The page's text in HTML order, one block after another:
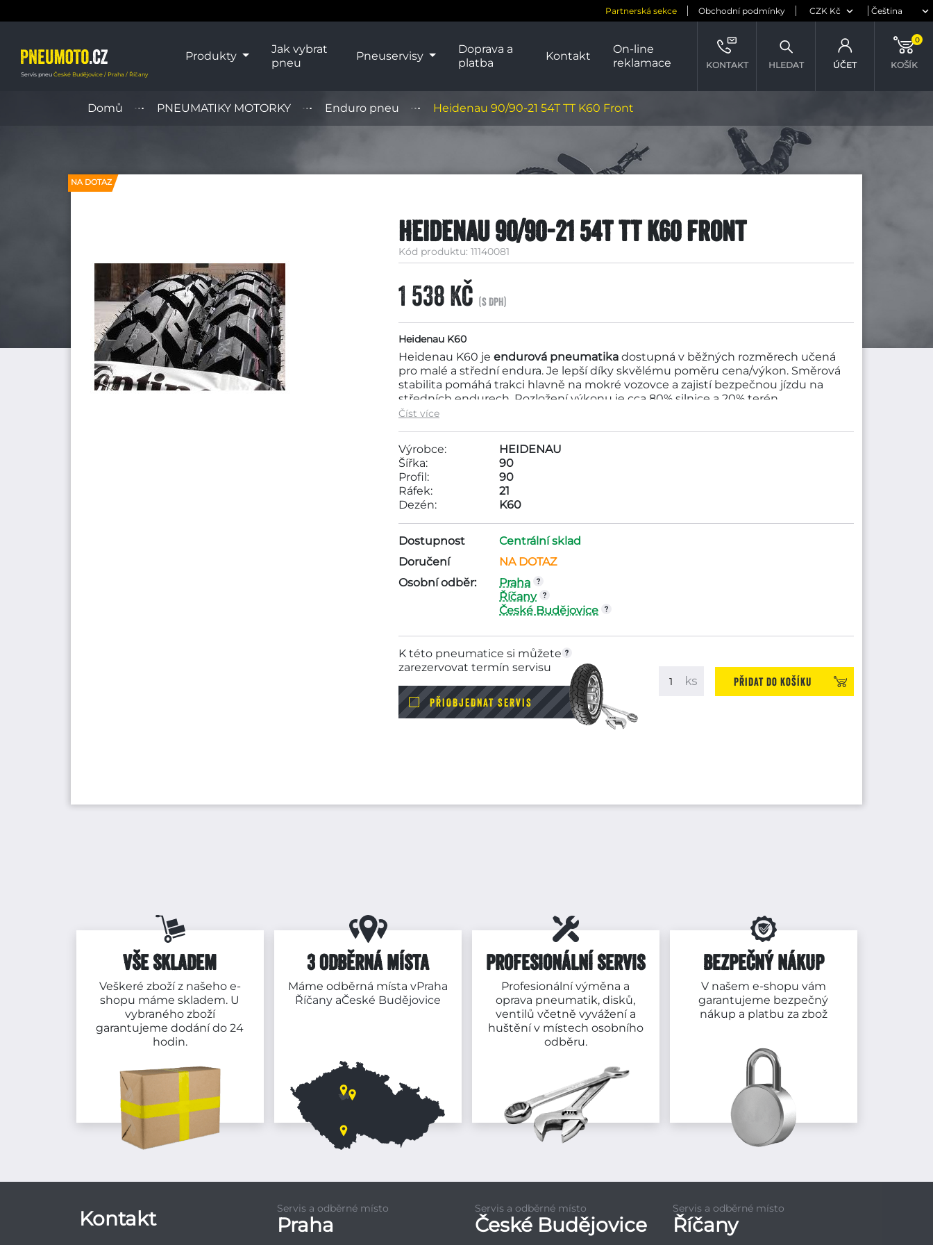
Partnerská sekce Obchodní podmínky
Servis pneu České Budějovice / Praha / Říčany
Produkty
Jak vybrat
pneu
Pneuservisy
Doprava a
platba
Kontakt
On-line
reklamace
KONTAKT HLEDAT ÚČET KOŠÍK
0
Domů PNEUMATIKY MOTORKY Enduro pneu Heidenau 90/90-21 54T TT K60 Front
NA DOTAZ
Heidenau 90/90-21 54T TT K60 Front
Kód produktu: 11140081
1 538 Kč (s DPH)
Heidenau K60
Heidenau K60 je endurová pneumatika dostupná v běžných rozměrech učená
pro malé a střední endura. Je lepší díky skvělému poměru cena/výkon. Směrová
stabilita pomáhá trakci hlavně na mokré vozovce a zajistí bezpečnou jízdu na
středních endurech. Rozložení výkonu je cca 80% silnice a 20% terén.
pneumatik do 2000Kč . Tato pneumatika je vyráběna společností HEIDENAU.
Rozměry pneumatiky jsou ráfek - 21, dezén - K60,
Číst více
Výrobce:
HEIDENAU
Šířka:
90
Profil:
90
Ráfek:
21
Dezén:
K60
Dostupnost
Centrální sklad
Doručení
NA DOTAZ
Osobní odběr:
Praha
Říčany
České Budějovice
K této pneumatice si můžete
zarezervovat termín servisu
PŘIOBJEDNAT SERVIS
Přidat do košíku
VŠE SKLADEM
Veškeré zboží z našeho e-
shopu máme skladem. U
vybraného zboží
garantujeme dodání do 24
hodin.
3 ODBĚRNÁ MÍSTA
Máme odběrná místa vPraha
ŘíčanyaČeské Budějovice
PROFESIONÁLNÍ SERVIS
Profesionální výměna a
oprava pneumatik, disků,
ventilů včetně vyvážení a
huštění v místech osobního
odběru.
BEZPEČNÝ NÁKUP
V našem e-shopu vám
garantujeme bezpečný
nákup a platbu za zbož
Kontakt Servis a odběrné místo
Praha
Servis a odběrné místo
České Budějovice
Servis a odběrné místo
Říčany